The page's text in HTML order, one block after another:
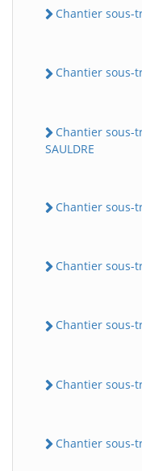
Chantier sous-
Chantier sous-
Chantier sous-
SAULDRE
Chantier sous-
Chantier sous-
Chantier sous-
Chantier sous-
Chantier sous-